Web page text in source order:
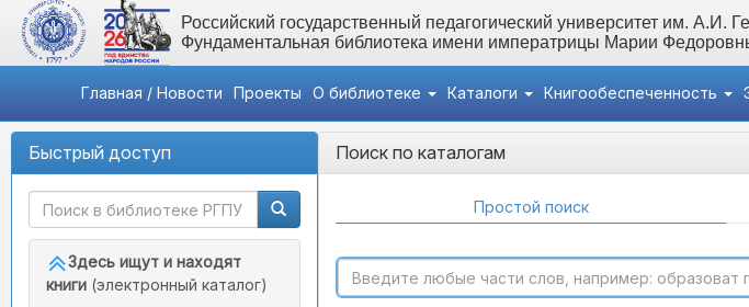
Российский государственный педагогический университет им. А.И.
Фундаментальная библиотека имени императрицы Марии
Главная / Новости Проекты О библиотеке Каталоги Книгообеспеченность
Быстрый доступ
Здесь ищут и находят
книги (электронный каталог)
Поиск по каталогам
Простой поиск